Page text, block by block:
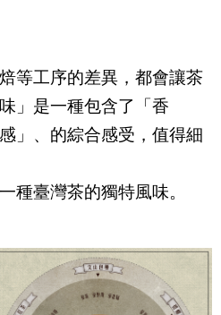
等工序的差異，都會讓茶
」是一種包含了
「香
感」、的綜合感受，值得細
種臺灣茶的獨特風味。